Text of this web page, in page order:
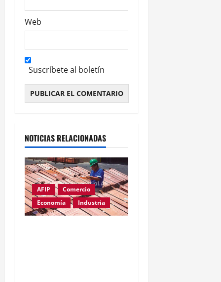
Web
Suscríbete al boletín
NOTICIAS RELACIONADAS
AFIP
Comercio
Economía
Industria